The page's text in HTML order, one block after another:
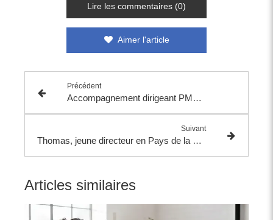
Lire les commentaires (0)
Aimer l'article
Précédent
Accompagnement dirigeant PME : 5 spécificités à connaître
Suivant
Thomas, jeune directeur en Pays de la Loire : ce que le coaching change quand la fonction pèse plus que prévu
Articles similaires